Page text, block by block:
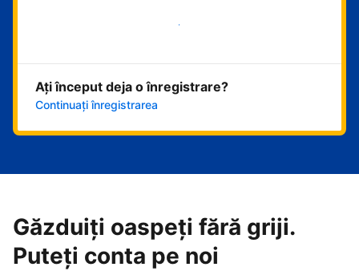
Începeți acum
Ați început deja o înregistrare?
Continuați înregistrarea
Găzduiți oaspeți fără griji.
Puteți conta pe noi